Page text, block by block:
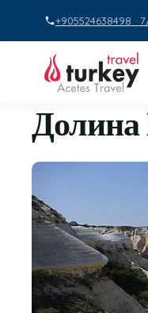
+905524638498 ·